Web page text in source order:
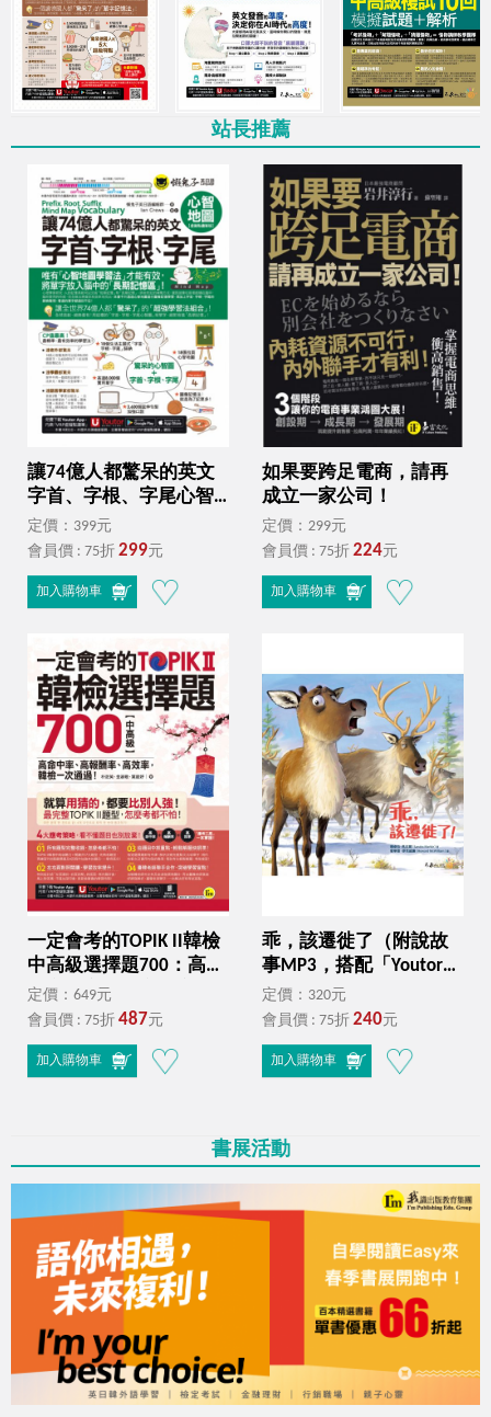
學習檢定全攻略！
11月超殺優惠！從英文新手到高手
全年零、全方位能力突破！
站長推薦
讓74億人都驚呆的英文
字首、字根、字尾心智
地圖【虛擬點讀筆版】
（附18張超好學全彩心
App」內含VRP虛擬點讀
定價：399元
會員價 : 75折 299元
加入購物車
如果要跨足電商，請再
成立一家公司！
定價：299元
會員價 : 75折 224元
加入購物車
一定會考的TOPIK II韓檢
中高級選擇題700：高命
中率、高報酬率、高效
率，韓檢一次通過！
「Youtor App」內含VRP
定價：649元
會員價 : 75折 487元
加入購物車
乖，該遷徙了（附說故
事MP3，搭配「Youtor
App」內含VRP虛擬點讀
筆） Hush Up and
定價：320元
會員價 : 75折 240元
加入購物車
書展活動